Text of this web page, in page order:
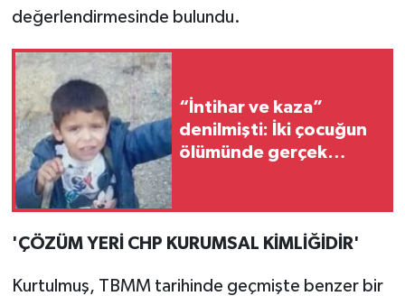
değerlendirmesinde bulundu.
“İntihar ve kaza”
denilmişti: İki çocuğun
ölümünde gerçek
'ÇÖZÜM YERİ CHP KURUMSAL KİMLİĞİDİR'
Kurtulmuş, TBMM tarihinde geçmişte benzer bir